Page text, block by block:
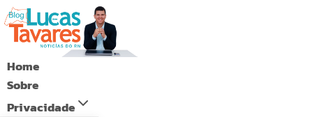
Pular
para
Conteúdo
Home
Sobre
Privacidade